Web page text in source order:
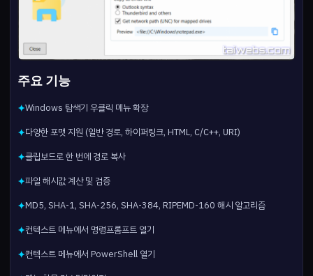
주요 기능
✦Windows 탐색기 우클릭 메뉴 확장
✦다양한 포맷 지원 (일반 경로, 하이퍼링크, HTML, C/C++, URI)
✦클립보드로 한 번에 경로 복사
✦파일 해시값 계산 및 검증
✦MD5, SHA-1, SHA-256, SHA-384, RIPEMD-160 해시 알고리즘
✦컨텍스트 메뉴에서 명령프롬프트 열기
✦컨텍스트 메뉴에서 PowerShell 열기